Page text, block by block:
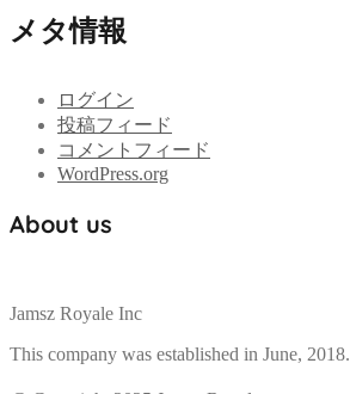
メタ情報
ログイン
投稿フィード
コメントフィード
WordPress.org
About us
Jamsz Royale Inc
This company was established in June, 2018.